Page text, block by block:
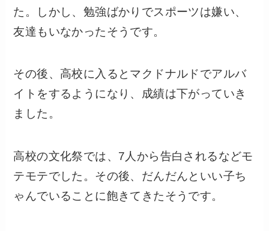
た。しかし、勉強ばかりでスポーツは嫌い、
友達もいなかったそうです。
その後、高校に入るとマクドナルドでアルバ
イトをするようになり、成績は下がっていき
ました。
高校の文化祭では、7人から告白されるなどモ
テモテでした。その後、だんだんといい子ち
ゃんでいることに飽きてきたそうです。